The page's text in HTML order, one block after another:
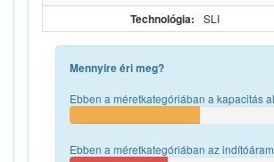
Technológia: SLI
Mennyire éri meg?
Ebben a méretkategóriában a kapacitás
Ebben a méretkategóriában az